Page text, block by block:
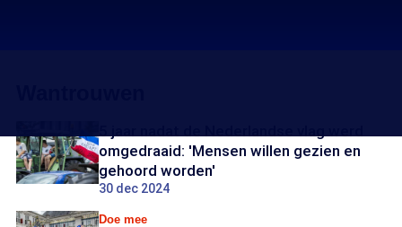
omgedraaid: 'Mensen willen gezien en
gehoord worden'
30 dec 2024
Doe mee